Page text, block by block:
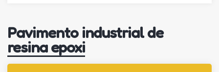
Pavimento industrial de
resina epoxi